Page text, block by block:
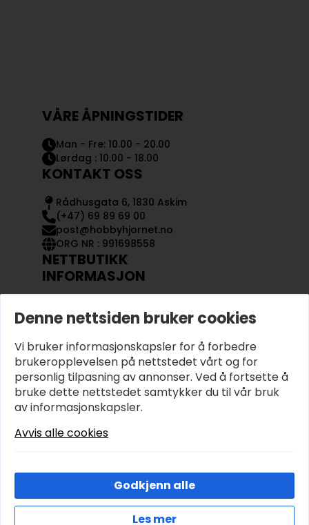
VÅRE ÅPNINGSTIDER
Man - Fre: 10.00 - 20.00
Lørdag : 10.00 - 18.00
KONTAKT OSS
Rådhusgata 6, 1830 Askim
(+47) 69 89 69 00
post@hobbyhjornet.no
ORG NR : 991698558
NETTBUTIKK
INFORMASJON
OM OSS
KJØPSVILKÅR OG BETINGELSER
PERSONVERN
© 2026 Hobbyhjornet.no – Utviklet og designet av
Denne nettsiden bruker cookies
Vi bruker informasjonskapsler for å forbedre
brukeropplevelsen på nettstedet vårt og for
personlig tilpasning av annonser. Ved å fortsette å
bruke dette nettstedet samtykker du til vår bruk
av informasjonskapsler.
Avvis alle cookies
Les mer
Godkjenn alle